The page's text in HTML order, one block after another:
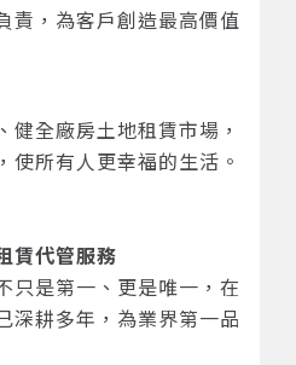
責，為客戶創造最高價值
健全廠房土地租賃市場，
使所有人更幸福的生活。
賃代管服務
只是第一、更是唯一，在
深耕多年，為業界第一品